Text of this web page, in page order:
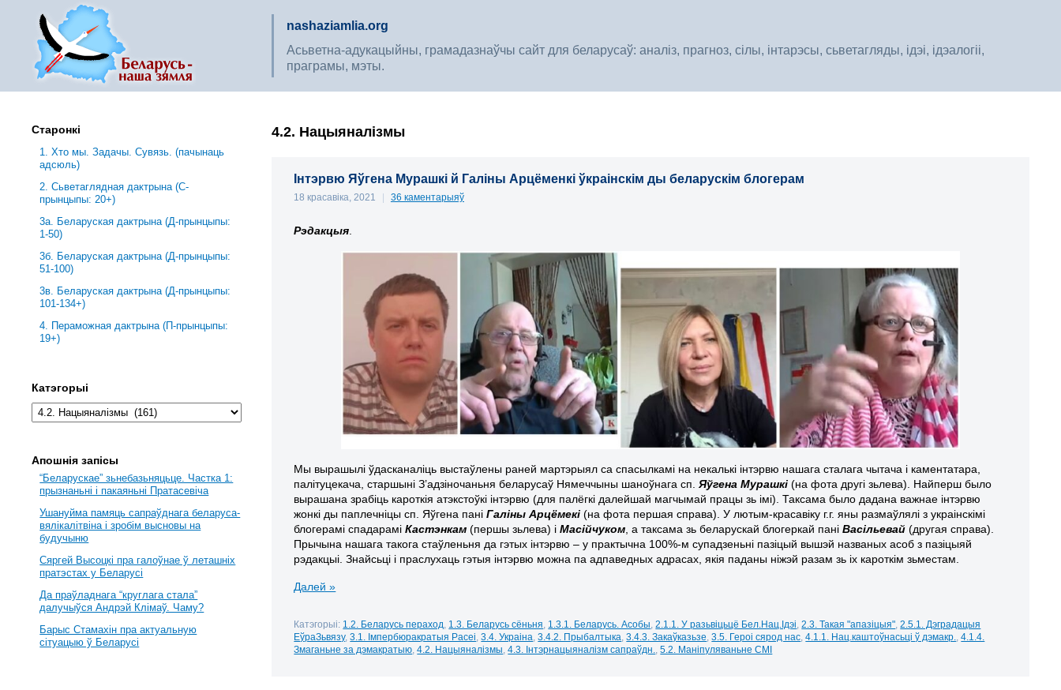
nashaziamlia.org
Асьветна-адукацыйны, грамадазнаўчы сайт для беларусаў: аналіз, прагноз, сілы, інтарэсы, сьветагляды, ідэі, ідэалогіі,
праграмы, мэты.
4.2. Нацыяналізмы
Інтэрвю Яўгена Мурашкі й Галіны Арцёменкі ўкраінскім ды беларускім блогерам
18 красавіка, 2021 | 36 каментарыяў
Рэдакцыя
Мы вырашылі ўдасканаліць выстаўлены раней мартэрыял са спасылкамі на некалькі інтэрвю нашага сталага чытача і каментатара,
палітуцекача, старшыні З’адзіночаньня беларусаў Нямеччыны шаноўнага сп. Яўгена Мурашкі(на фота другі зьлева). Найперш было
вырашана зрабіць кароткія атэкстоўкі інтэрвю (для палёгкі далейшай магчымай працы зь імі). Таксама было дадана важнае інтэрвю
жонкі ды паплечніцы сп. Яўгена пані Галіны Арцёмекі(на фота першая справа). У лютым-красавіку г.г. яны размаўлялі з украінскімі
блогерамі спадараміКастэнкам(першы зьлева) і Масійчуком , а таксама зь беларускай блогеркай пані Васільевай(другая справа).
Прычына нашага такога стаўленьня да гэтых інтэрвю – у практычна 100%-м супадзеньні пазіцый вышэй названых асоб з пазіцыяй
рэдакцыі. Знайсьці і праслухаць гэтыя інтэрвю можна па адпаведных адрасах, якія паданы ніжэй разам зь іх кароткім зьместам.
Далей »
Катэгорыі: 1.2. Беларусь пераход 1.3. Беларусь сёньня 1.3.1. Беларусь. Асобы ,2.1.1. У разьвіцьцё Бел.Нац.Ідэі ,2.3. Такая "апазіцыя" ,2.5.1. Дэградацыя
ЕўраЗьвязу,3.1. Імпербюракратыя Расеі ,3.4. Украіна ,3.4.2. Прыбалтыка ,3.4.3. Закаўказьзе ,3.5. Героі сярод нас ,4.1.1. Нац.каштоўнасьці ў дэмакр. ,4.1.4.
Змаганьне за дэмакратыю ,4.2. Нацыяналізмы ,4.3. Інтэрнацыяналізм сапраўдн. ,5.2. Маніпуляваньне СМІ
Старонкі
1. Хто мы. Задачы. Сувязь. (пачынаць
адсюль)
2. Сьветаглядная дактрына (С-
прынцыпы: 20+)
3a. Беларуская дактрына (Д-прынцыпы:
1-50)
3б. Беларуская дактрына (Д-прынцыпы:
51-100)
3в. Беларуская дактрына (Д-прынцыпы:
101-134+)
4. Пераможная дактрына (П-прынцыпы:
19+)
Катэгорыі
Апошнія запісы
“Беларускае” зьнебазьняцьце. Частка 1:
прызнаньні і пакаяньні Пратасевіча
Ушануйма памяць сапраўднага беларуса-
вялікалітвіна і зробім высновы на
будучыню
Сяргей Высоцкі пра галоўнае ў леташніх
пратэстах у Беларусі
Да праўладнага “круглага стала”
далучыўся Андрэй Клімаў. Чаму?
Барыс Стамахін пра актуальную
сітуацыю ў Беларусі